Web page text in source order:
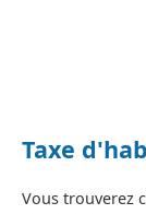
Taxe
Vous trouverez